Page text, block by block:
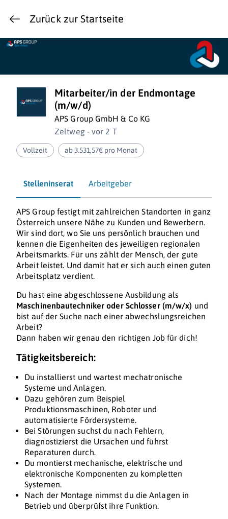
Zurück zur Startseite
Mitarbeiter/in der Endmontage
(m/w/d)
APS Group GmbH & Co KG
Zeltweg - vor 2 T
Vollzeit ab 3.531,57€ pro Monat
Stelleninserat Arbeitgeber
APS Group festigt mit zahlreichen Standorten in ganz
Österreich unsere Nähe zu Kunden und Bewerbern.
Wir sind dort, wo Sie uns persönlich brauchen und
kennen die Eigenheiten des jeweiligen regionalen
Arbeitsmarkts. Für uns zählt der Mensch, der gute
Arbeit leistet. Und damit hat er sich auch einen guten
Arbeitsplatz verdient.
Du hast eine abgeschlossene Ausbildung als
Maschinenbautechniker oder Schlosser (m/w/x) und
bist auf der Suche nach einer abwechslungsreichen
Arbeit?
Dann haben wir genau den richtigen Job für dich!
Tätigkeitsbereich:
Du installierst und wartest mechatronische
Systeme und Anlagen.
Dazu gehören zum Beispiel
Produktionsmaschinen, Roboter und
automatisierte Fördersysteme.
Bei Störungen suchst du nach Fehlern,
diagnostizierst die Ursachen und führst
Reparaturen durch.
Du montierst mechanische, elektrische und
elektronische Komponenten zu kompletten
Systemen.
Nach der Montage nimmst du die Anlagen in
Betrieb und überprüfst ihre Funktion.